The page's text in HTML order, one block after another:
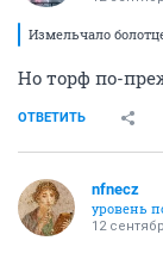
Измельчало
Но торф по-
ОТВЕТИТЬ
nfnecz
уровень
12